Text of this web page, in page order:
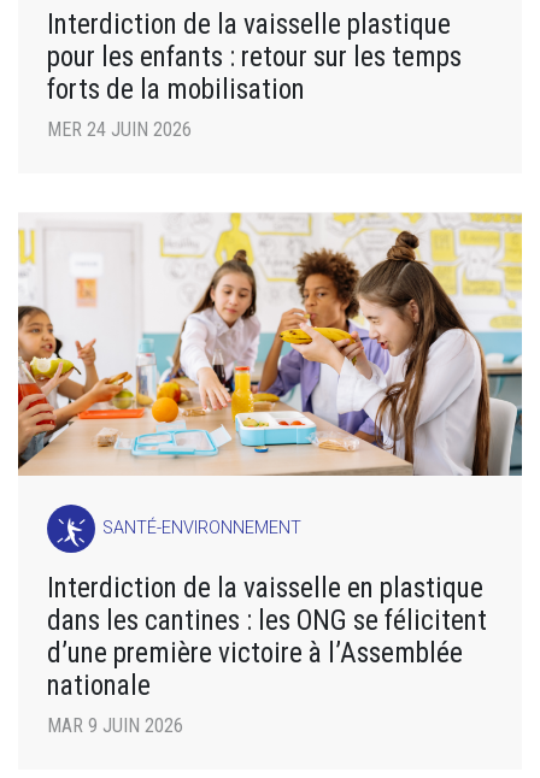
Interdiction de la vaisselle plastique
pour les enfants : retour sur les temps
forts de la mobilisation
MER 24 JUIN 2026
SANTÉ-ENVIRONNEMENT
Interdiction de la vaisselle en plastique
dans les cantines : les ONG se félicitent
d’une première victoire à l’Assemblée
nationale
MAR 9 JUIN 2026